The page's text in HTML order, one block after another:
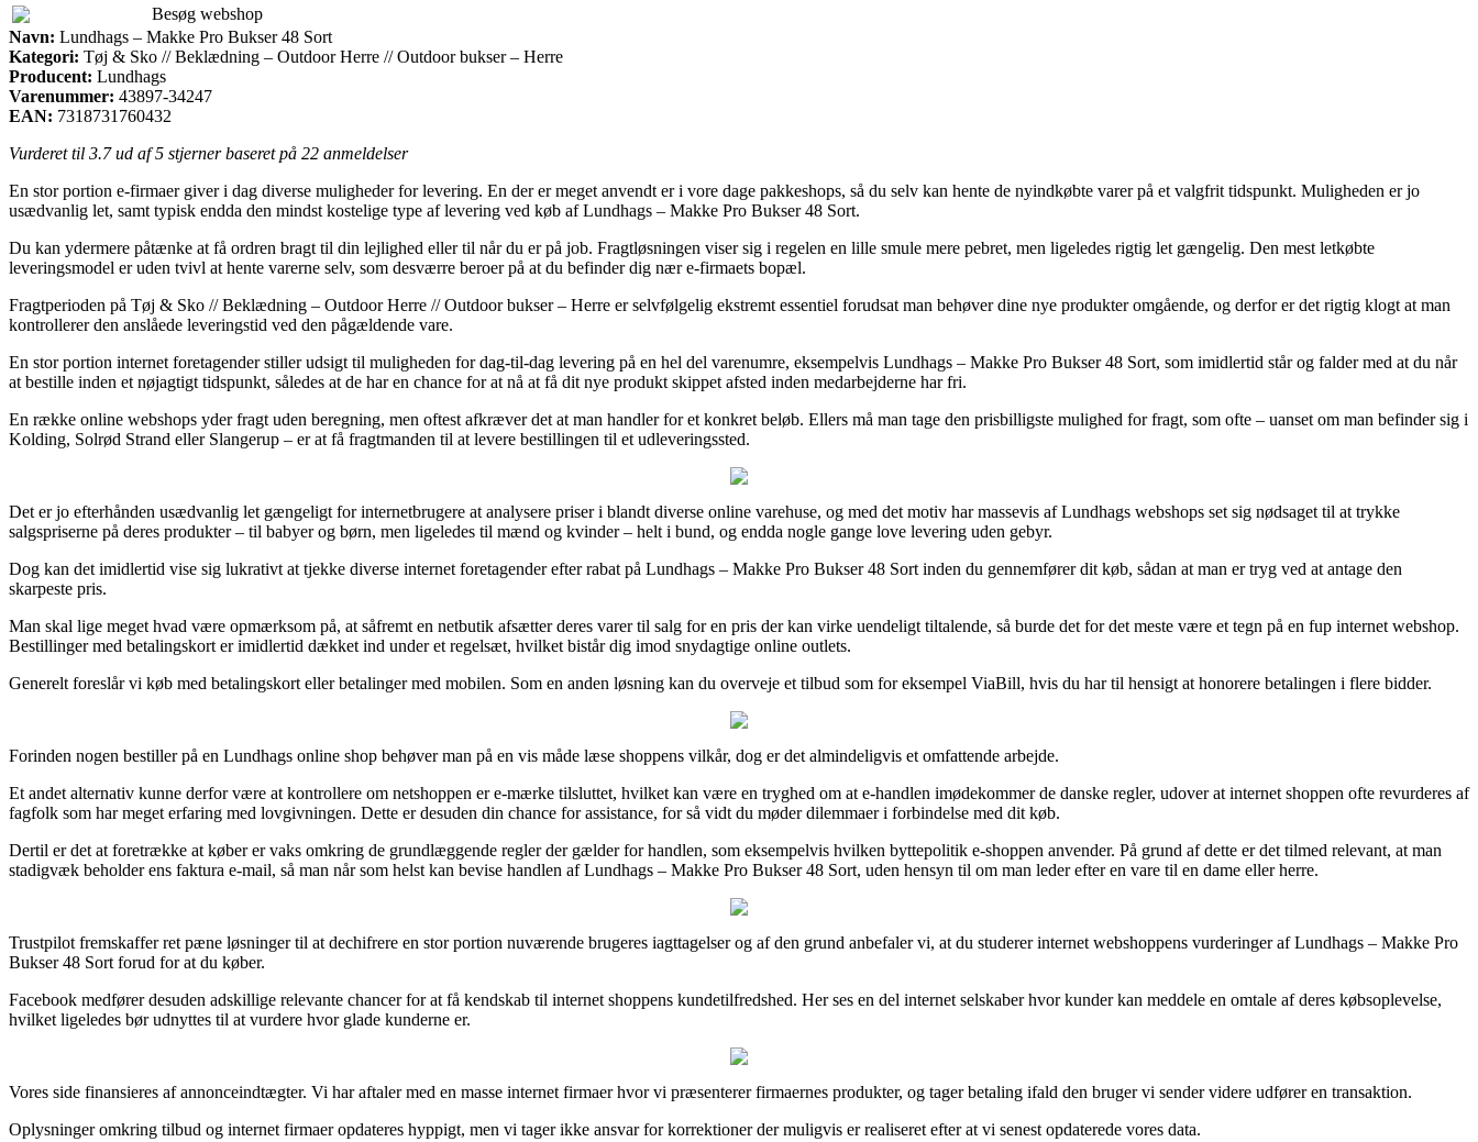
Besøg webshop
Navn: Lundhags – Makke Pro Bukser 48 Sort
Kategori: Tøj & Sko // Beklædning – Outdoor Herre // Outdoor bukser – Herre
Producent: Lundhags
Varenummer: 43897-34247
EAN: 7318731760432
Vurderet til 3.7ud af 5 stjerner baseret på 22 anmeldelser
En stor portion e-firmaer giver i dag diverse muligheder for levering. En der er meget anvendt er i vore dage pakkeshops, så du selv kan hente de nyindkøbte varer på et valgfrit tidspunkt. Muligheden er jo
usædvanlig let, samt typisk endda den mindst kostelige type af levering ved køb af Lundhags – Makke Pro Bukser 48 Sort.
Du kan ydermere påtænke at få ordren bragt til din lejlighed eller til når du er på job. Fragtløsningen viser sig i regelen en lille smule mere pebret, men ligeledes rigtig let gængelig. Den mest letkøbte
leveringsmodel er uden tvivl at hente varerne selv, som desværre beroer på at du befinder dig nær e-firmaets bopæl.
Fragtperioden på Tøj & Sko // Beklædning – Outdoor Herre // Outdoor bukser – Herre er selvfølgelig ekstremt essentiel forudsat man behøver dine nye produkter omgående, og derfor er det rigtig klogt at man
kontrollerer den anslåede leveringstid ved den pågældende vare.
En stor portion internet foretagender stiller udsigt til muligheden for dag-til-dag levering på en hel del varenumre, eksempelvis Lundhags – Makke Pro Bukser 48 Sort, som imidlertid står og falder med at du når
at bestille inden et nøjagtigt tidspunkt, således at de har en chance for at nå at få dit nye produkt skippet afsted inden medarbejderne har fri.
En række online webshops yder fragt uden beregning, men oftest afkræver det at man handler for et konkret beløb. Ellers må man tage den prisbilligste mulighed for fragt, som ofte – uanset om man befinder sig i
Kolding, Solrød Strand eller Slangerup – er at få fragtmanden til at levere bestillingen til et udleveringssted.
Det er jo efterhånden usædvanlig let gængeligt for internetbrugere at analysere priser i blandt diverse online varehuse, og med det motiv har massevis af Lundhags webshops set sig nødsaget til at trykke
salgspriserne på deres produkter – til babyer og børn, men ligeledes til mænd og kvinder – helt i bund, og endda nogle gange love levering uden gebyr.
Dog kan det imidlertid vise sig lukrativt at tjekke diverse internet foretagender efter rabat på Lundhags – Makke Pro Bukser 48 Sort inden du gennemfører dit køb, sådan at man er tryg ved at antage den
skarpeste pris.
Man skal lige meget hvad være opmærksom på, at såfremt en netbutik afsætter deres varer til salg for en pris der kan virke uendeligt tiltalende, så burde det for det meste være et tegn på en fup internet webshop.
Bestillinger med betalingskort er imidlertid dækket ind under et regelsæt, hvilket bistår dig imod snydagtige online outlets.
Generelt foreslår vi køb med betalingskort eller betalinger med mobilen. Som en anden løsning kan du overveje et tilbud som for eksempel ViaBill, hvis du har til hensigt at honorere betalingen i flere bidder.
Forinden nogen bestiller på en Lundhags online shop behøver man på en vis måde læse shoppens vilkår, dog er det almindeligvis et omfattende arbejde.
Et andet alternativ kunne derfor være at kontrollere om netshoppen er e-mærke tilsluttet, hvilket kan være en tryghed om at e-handlen imødekommer de danske regler, udover at internet shoppen ofte revurderes af
fagfolk som har meget erfaring med lovgivningen. Dette er desuden din chance for assistance, for så vidt du møder dilemmaer i forbindelse med dit køb.
Dertil er det at foretrække at køber er vaks omkring de grundlæggende regler der gælder for handlen, som eksempelvis hvilken byttepolitik e-shoppen anvender. På grund af dette er det tilmed relevant, at man
stadigvæk beholder ens faktura e-mail, så man når som helst kan bevise handlen af Lundhags – Makke Pro Bukser 48 Sort, uden hensyn til om man leder efter en vare til en dame eller herre.
Trustpilot fremskaffer ret pæne løsninger til at dechifrere en stor portion nuværende brugeres iagttagelser og af den grund anbefaler vi, at du studerer internet webshoppens vurderinger af Lundhags – Makke Pro
Bukser 48 Sort forud for at du køber.
Facebook medfører desuden adskillige relevante chancer for at få kendskab til internet shoppens kundetilfredshed. Her ses en del internet selskaber hvor kunder kan meddele en omtale af deres købsoplevelse,
hvilket ligeledes bør udnyttes til at vurdere hvor glade kunderne er.
Vores side finansieres af annonceindtægter. Vi har aftaler med en masse internet firmaer hvor vi præsenterer firmaernes produkter, og tager betaling ifald den bruger vi sender videre udfører en transaktion.
Oplysninger omkring tilbud og internet firmaer opdateres hyppigt, men vi tager ikke ansvar for korrektioner der muligvis er realiseret efter at vi senest opdaterede vores data.